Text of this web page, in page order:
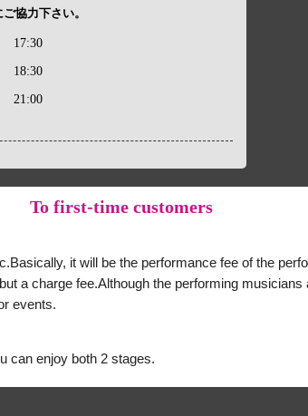
協力下さい。
17:30
18:30
21:00
To first-time customers
it will be the performance fee of the
a charge fee.Although the performing musicians
events.
can enjoy both 2 stages.